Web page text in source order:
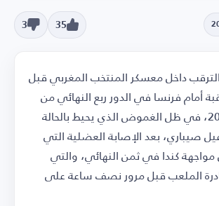
35
3
داخل معسكر المنتخب المغربي قبل
أمام فرنسا في الدور ربع النهائي من
كأس العالم 2026، في ظل الغموض الذي يحيط بالحالة
صيباري، بعد الإصابة العضلية التي
كندا في ثمن النهائي، والتي
الملعب قبل مرور نصف ساعة على